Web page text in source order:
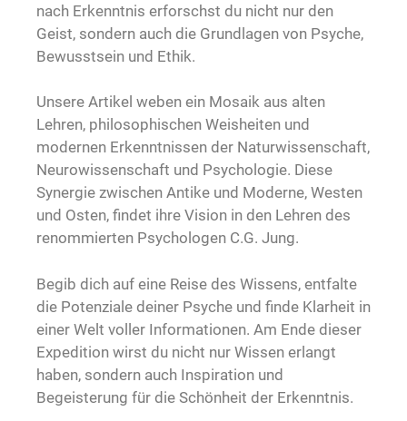
nach Erkenntnis erforschst du nicht nur den
Geist, sondern auch die Grundlagen von Psyche,
Bewusstsein und Ethik.
Unsere Artikel weben ein Mosaik aus alten
Lehren, philosophischen Weisheiten und
modernen Erkenntnissen der Naturwissenschaft,
Neurowissenschaft und Psychologie. Diese
Synergie zwischen Antike und Moderne, Westen
und Osten, findet ihre Vision in den Lehren des
renommierten Psychologen C.G. Jung.
Begib dich auf eine Reise des Wissens, entfalte
die Potenziale deiner Psyche und finde Klarheit in
einer Welt voller Informationen. Am Ende dieser
Expedition wirst du nicht nur Wissen erlangt
haben, sondern auch Inspiration und
Begeisterung für die Schönheit der Erkenntnis.